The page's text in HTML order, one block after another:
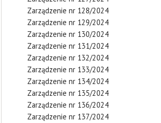
Zarządzenie nr 128/2024
Zarządzenie nr 129/2024
Zarządzenie nr 130/2024
Zarządzenie nr 131/2024
Zarządzenie nr 132/2024
Zarządzenie nr 133/2024
Zarządzenie nr 134/2024
Zarządzenie nr 135/2024
Zarządzenie nr 136/2024
Zarządzenie nr 137/2024